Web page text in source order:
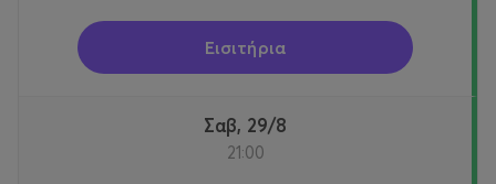
Εισιτήρια
Σαβ, 29/8
21:00